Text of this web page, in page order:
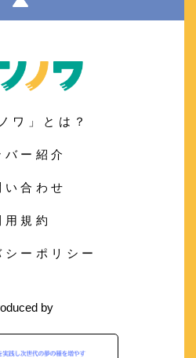
ワ」とは？
バー紹介
い合わせ
用規約
シーポリシー
by